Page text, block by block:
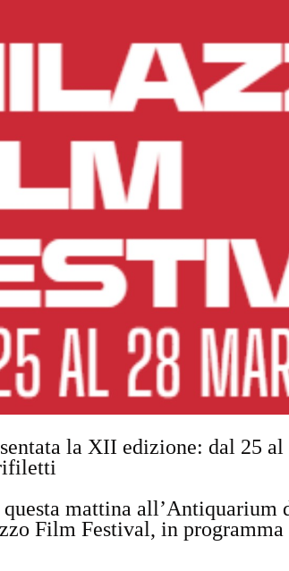
la XII edizione: dal 25 al
questa mattina
Film Festival, in programma